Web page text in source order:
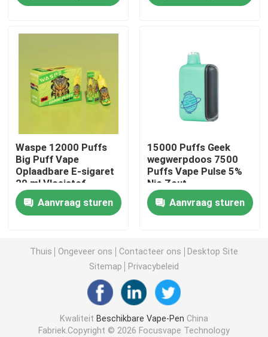
Het Beschikbare Vape Apparaat van CBD
OEM Vape
Funky Vape
Elfbar Vape
Grote Puff Vape
Rookwolkbar Mini
Verloren Mary Vape
De V.S. Vape
Waspe 12000 Puffs
Big Puff Vape
Oplaadbare E-sigaret
20 ml Vloeistof
Aanvraag sturen
15000 Puffs Geek
wegwerpdoos 7500
Puffs Vape Pulse 5%
Nic Zout
Aanvraag sturen
Thuis Ongeveer ons Contacteer ons
Desktop Site
Sitemap
Privacybeleid
Kwaliteit Beschikbare Vape-Pen China
Fabriek.Copyright © 2026 Focusvape Technology